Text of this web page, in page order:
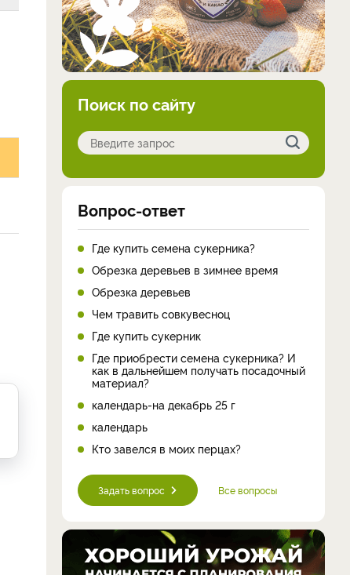
Поиск по сайту
Вопрос-ответ
Где купить семена сукерника?
Обрезка деревьев в зимнее время
Обрезка деревьев
Чем травить совкувесноц
Где купить сукерник
Где приобрести семена сукерника? И
как в дальнейшем получать посадочный
материал?
календарь-на декабрь 25 г
календарь
Кто завелся в моих перцах?
Задать вопрос Все вопросы